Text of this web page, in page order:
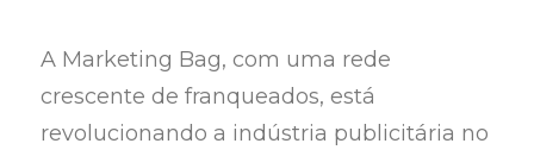
A Marketing Bag, com uma rede
crescente de franqueados, está
revolucionando a indústria publicitária no